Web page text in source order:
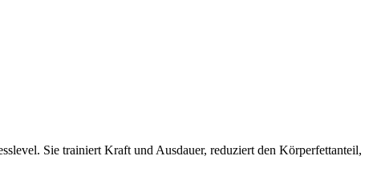
Sie trainiert Kraft und Ausdauer, reduziert den